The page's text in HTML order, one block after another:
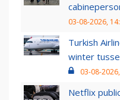
03-08-2026,
Turkish
winter
03-08-
Netflix